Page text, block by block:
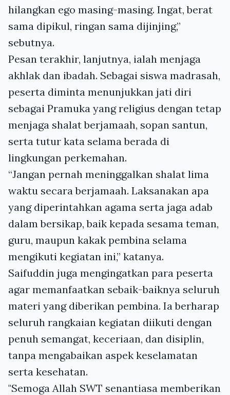
hilangkan ego masing-masing. Ingat, berat
sama dipikul, ringan sama dijinjing,”
sebutnya.
Pesan terakhir, lanjutnya, ialah menjaga
akhlak dan ibadah. Sebagai siswa madrasah,
peserta diminta menunjukkan jati diri
sebagai Pramuka yang religius dengan tetap
menjaga shalat berjamaah, sopan santun,
serta tutur kata selama berada di
lingkungan perkemahan.
“Jangan pernah meninggalkan shalat lima
waktu secara berjamaah. Laksanakan apa
yang diperintahkan agama serta jaga adab
dalam bersikap, baik kepada sesama teman,
guru, maupun kakak pembina selama
mengikuti kegiatan ini,” katanya.
Saifuddin juga mengingatkan para peserta
agar memanfaatkan sebaik-baiknya seluruh
materi yang diberikan pembina. Ia berharap
seluruh rangkaian kegiatan diikuti dengan
penuh semangat, keceriaan, dan disiplin,
tanpa mengabaikan aspek keselamatan
serta kesehatan.
"Semoga Allah SWT senantiasa memberikan